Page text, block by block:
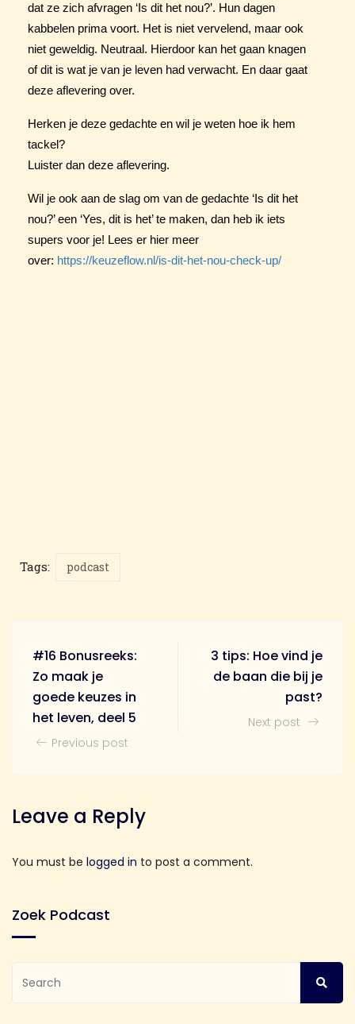
dat ze zich afvragen ‘Is dit het nou?’. Hun dagen
kabbelen prima voort. Het is niet vervelend, maar ook
niet geweldig. Neutraal. Hierdoor kan het gaan knagen
of dit is wat je van je leven had verwacht. En daar gaat
deze aflevering over.
Herken je deze gedachte en wil je weten hoe ik hem
tackel?
Luister dan deze aflevering.
Wil je ook aan de slag om van de gedachte ‘Is dit het
nou?’ een ‘Yes, dit is het’ te maken, dan heb ik iets
supers voor je! Lees er hier meer
over: https://keuzeflow.nl/is-dit-het-nou-check-up/
Tags: podcast
#16 Bonusreeks:
Zo maak je
goede keuzes in
het leven, deel 5
Previous post
3 tips: Hoe vind je
de baan die bij je
past?
Next post
Leave a Reply
You must be logged in to post a comment.
Zoek Podcast